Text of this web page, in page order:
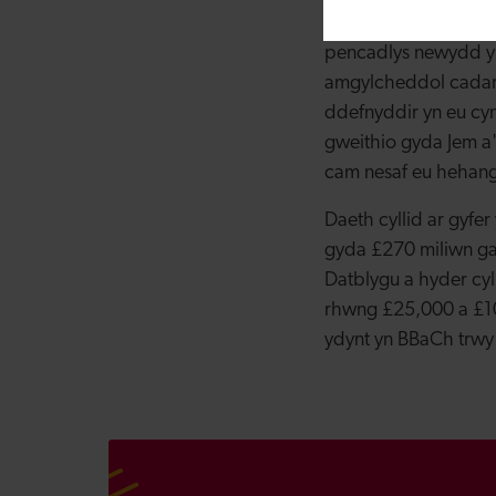
pencadlys newydd
amgylcheddol
ddefnyddir yn eu
gweithio gyda Jem
cam nesaf eu
Daeth cyllid ar
gyda £270 miliwn
Datblygu a hyder
rhwng £25,000 a
ydynt yn BBaCh